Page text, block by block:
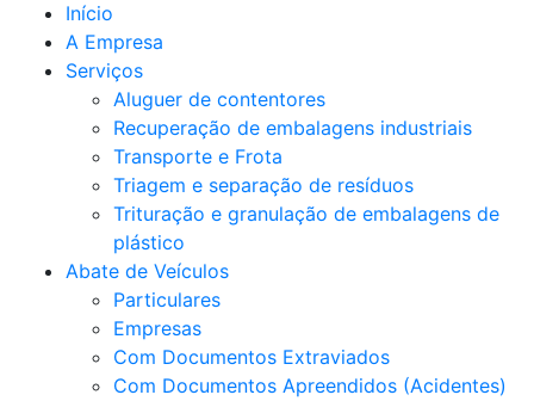
Início
A Empresa
Serviços
Aluguer de contentores
Recuperação de embalagens industriais
Transporte e Frota
Triagem e separação de resíduos
Trituração e granulação de embalagens de
plástico
Abate de Veículos
Particulares
Empresas
Com Documentos Extraviados
Com Documentos Apreendidos (Acidentes)